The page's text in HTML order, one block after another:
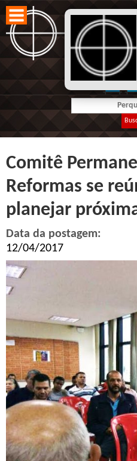
Comitê
Reformas se
planejar
Data da postagem:
12/04/2017